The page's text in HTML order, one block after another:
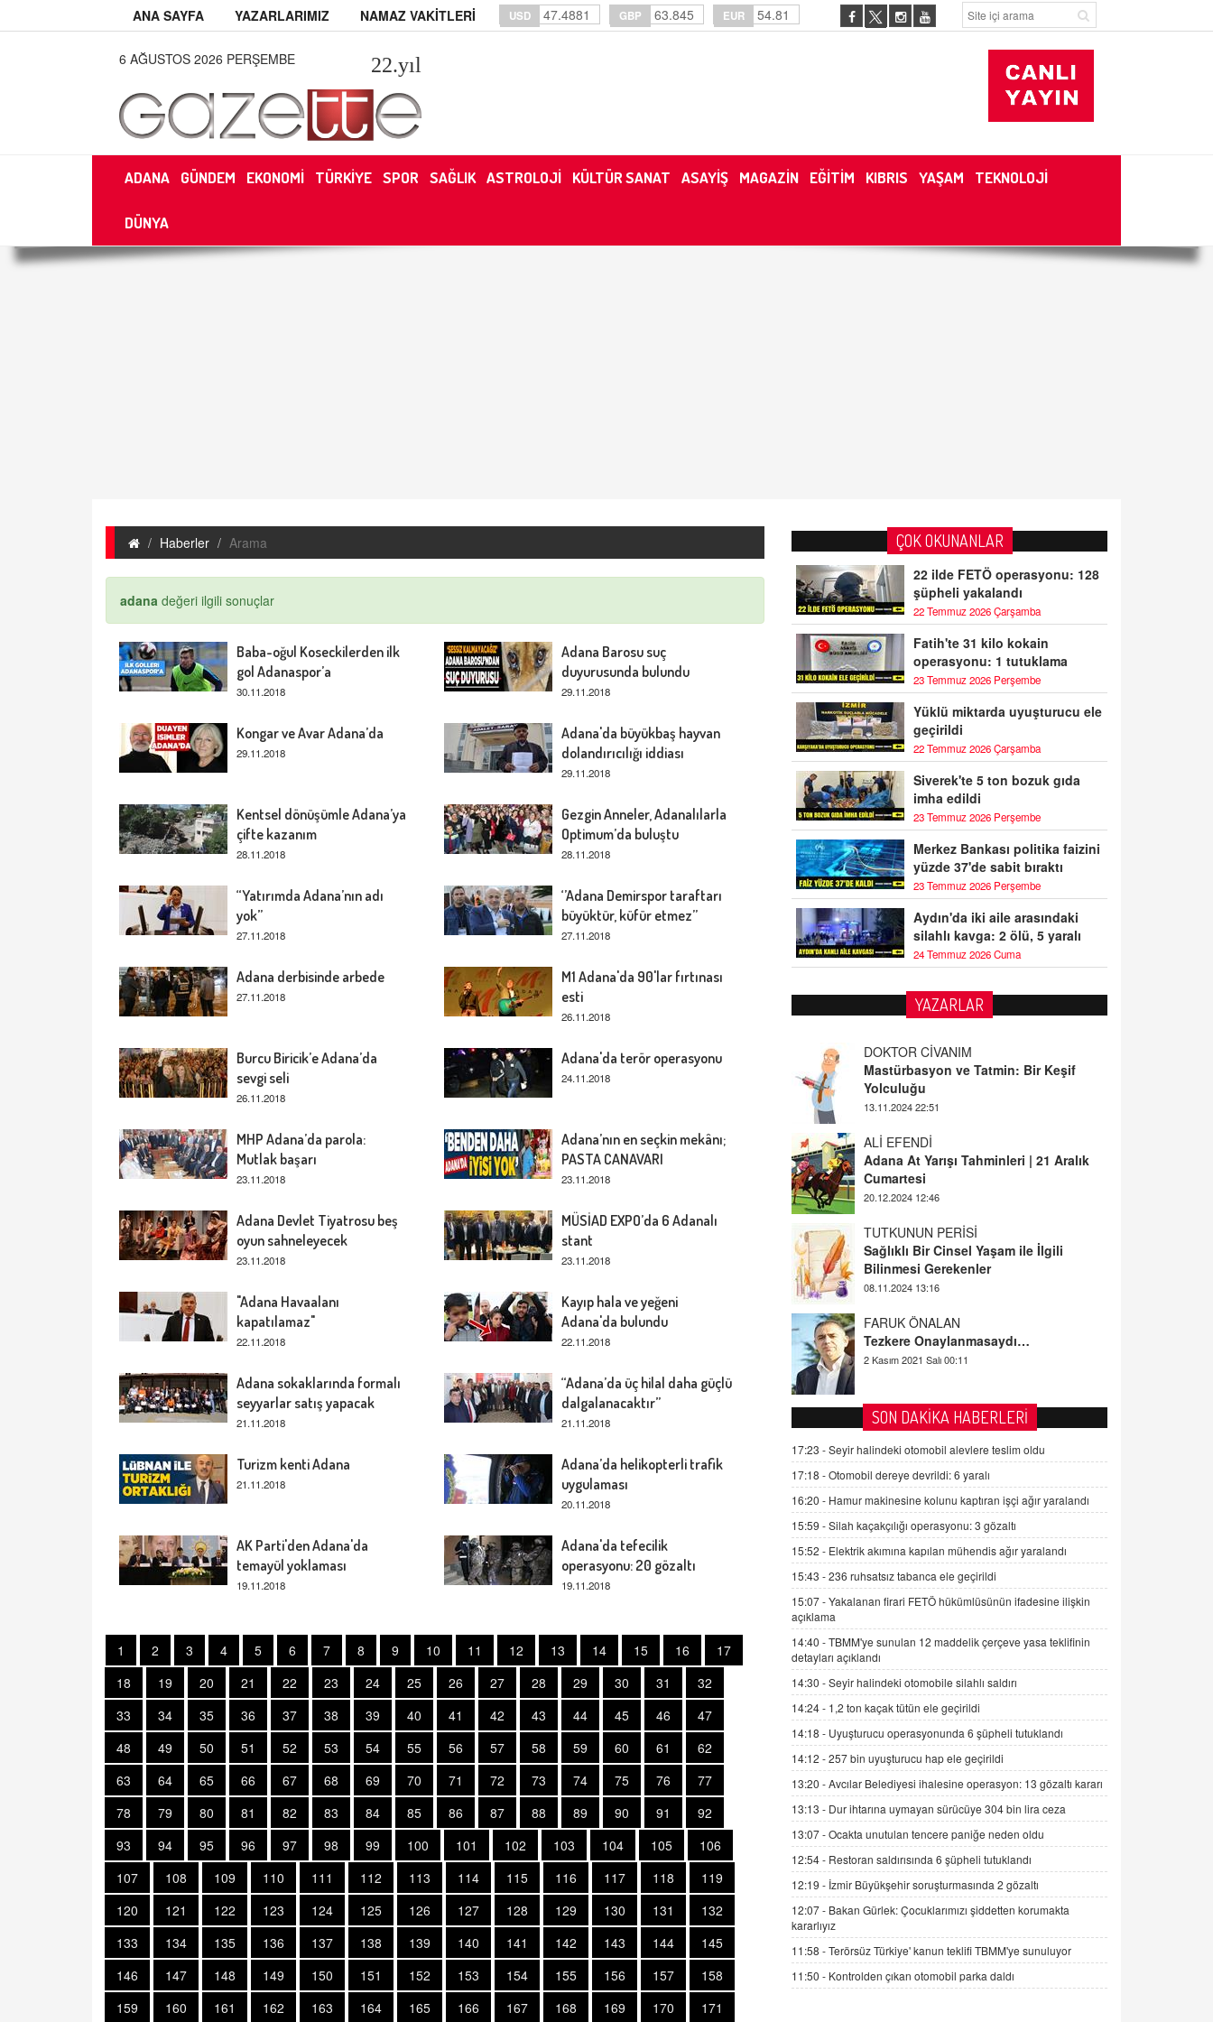
ANA SAYFA YAZARLARIMIZ NAMAZ VAKİTLERİ USD 47.4881 GBP 63.845 EUR 54.81
6 AĞUSTOS 2026 PERŞEMBE 22.yıl
ADANA GÜNDEM EKONOMİ TÜRKİYE SPOR SAĞLIK ASTROLOJİ KÜLTÜR SANAT ASAYİŞ MAGAZİN EĞİTİM KIBRIS YAŞAM TEKNOLOJİ
DÜNYA
Haberler Arama
adana değeri ilgili sonuçlar
Baba-oğul Koseckilerden ilk
gol Adanaspor’a
30.11.2018
Adana Barosu suç
duyurusunda bulundu
29.11.2018
Kongar ve Avar Adana’da
29.11.2018
Adana'da büyükbaş hayvan
dolandırıcılığı iddiası
29.11.2018
Kentsel dönüşümle Adana’ya
çifte kazanım
28.11.2018
Gezgin Anneler, Adanalılarla
Optimum’da buluştu
28.11.2018
“Yatırımda Adana’nın adı
yok”
27.11.2018
‘’Adana Demirspor taraftarı
büyüktür, küfür etmez’’
27.11.2018
Adana derbisinde arbede
27.11.2018
M1 Adana'da 90'lar fırtınası
esti
26.11.2018
Burcu Biricik’e Adana’da
sevgi seli
26.11.2018
Adana'da terör operasyonu
24.11.2018
MHP Adana’da parola:
Mutlak başarı
23.11.2018
Adana’nın en seçkin mekânı;
PASTA CANAVARI
23.11.2018
Adana Devlet Tiyatrosu beş
oyun sahneleyecek
23.11.2018
MÜSİAD EXPO’da 6 Adanalı
stant
23.11.2018
"Adana Havaalanı
kapatılamaz"
22.11.2018
Kayıp hala ve yeğeni
Adana'da bulundu
22.11.2018
Adana sokaklarında formalı
seyyarlar satış yapacak
21.11.2018
“Adana’da üç hilal daha güçlü
dalgalanacaktır”
21.11.2018
Turizm kenti Adana
21.11.2018
Adana’da helikopterli trafik
uygulaması
20.11.2018
AK Parti'den Adana'da
temayül yoklaması
19.11.2018
Adana'da tefecilik
operasyonu: 20 gözaltı
19.11.2018
1 2 3 4 5 6 7 8 9 10 11 12 13 14 15 16
17
18
19 20 21 22 23 24 25 26 27 28 29 30 31
32
33
34 35 36 37 38 39 40 41 42 43 44 45 46
47
48
49 50 51 52 53 54 55 56 57 58 59 60 61
62
63
64 65 66 67 68 69 70 71 72 73 74 75 76
77
78
79 80 81 82 83 84 85 86 87 88 89 90 91
92
93
94 95 96 97 98 99 100 101 102 103 104 105
106
107
108 109 110 111 112 113 114 115 116 117 118
119
120
121 122 123 124 125 126 127 128 129 130 131
132
133
134 135 136 137 138 139 140 141 142 143 144
145
146
147 148 149 150 151 152 153 154 155 156 157
158
159
160 161 162 163 164 165 166 167 168 169 170
171
ÇOK OKUNANLAR
22 ilde FETÖ operasyonu: 128
şüpheli yakalandı
22 Temmuz 2026 Çarşamba
Fatih'te 31 kilo kokain
operasyonu: 1 tutuklama
23 Temmuz 2026 Perşembe
Yüklü miktarda uyuşturucu ele
geçirildi
22 Temmuz 2026 Çarşamba
Siverek'te 5 ton bozuk gıda
imha edildi
23 Temmuz 2026 Perşembe
Merkez Bankası politika faizini
yüzde 37'de sabit bıraktı
23 Temmuz 2026 Perşembe
Aydın'da iki aile arasındaki
silahlı kavga: 2 ölü, 5 yaralı
24 Temmuz 2026 Cuma
YAZARLAR
DOKTOR CİVANIM
Mastürbasyon ve Tatmin: Bir Keşif
Yolculuğu
13.11.2024 22:51
ALİ EFENDİ
Adana At Yarışı Tahminleri | 21 Aralık
Cumartesi
20.12.2024 12:46
TUTKUNUN PERİSİ
Sağlıklı Bir Cinsel Yaşam ile İlgili
Bilinmesi Gerekenler
08.11.2024 13:16
FARUK ÖNALAN
Tezkere Onaylanmasaydı…
2 Kasım 2021 Salı 00:11
AV. DOĞAN CAN DOĞAN
Kişisel verilerin korunması ve dijital
hukukun gelişimi
SEHER EREK
Kış Ayları Geldi, Hangi Önlemler
Alınmalı?
9.12.2025 10:11
İNCİ GÜL AKÖL
Trump Keşke Adana'yı da Ziyaret Etse...
06.07.2026 13:00
ADEM AKÖL
Esed Destekçilerinin Yüzüne Vurulan
Şamar: Sednaya
11.12.2024 12:30
DR. EKREM ASLAN
Gerçek Ne, Algı Ne? "Beraber
Yürüyoruz" Cümlesinin Peşinden
19.07.2025 12:45
GÖNÜL MENEKŞE
Şifacının Yolu
04.11.2025 12:56
AV. RÜMEYSA ÖZKALE
Kira Uyuşmazlıklarında Dava Açmadan
Önce Arabulucuya Başvuru Şartı
SON DAKİKA HABERLERİ
17:23 -Seyir halindeki otomobil alevlere teslim oldu
17:18 -Otomobil dereye devrildi: 6 yaralı
16:20 - Hamur makinesine kolunu kaptıran işçi ağır yaralandı
15:59 -Silah kaçakçılığı operasyonu: 3 gözaltı
15:52 - Elektrik akımına kapılan mühendis ağır yaralandı
15:43 -236 ruhsatsız tabanca ele geçirildi
15:07 -Yakalanan firari FETÖ hükümlüsünün ifadesine ilişkin
açıklama
14:40 -TBMM'ye sunulan 12 maddelik çerçeve yasa teklifinin
detayları açıklandı
14:30 -Seyir halindeki otomobile silahlı saldırı
14:24 - 1,2 ton kaçak tütün ele geçirildi
14:18 - Uyuşturucu operasyonunda 6 şüpheli tutuklandı
14:12 -257 bin uyuşturucu hap ele geçirildi
13:20 -Avcılar Belediyesi ihalesine operasyon: 13 gözaltı kararı
13:13 - Dur ihtarına uymayan sürücüye 304 bin lira ceza
13:07 -Ocakta unutulan tencere paniğe neden oldu
12:54 - Restoran saldırısında 6 şüpheli tutuklandı
12:19 - İzmir Büyükşehir soruşturmasında 2 gözaltı
12:07 - Bakan Gürlek: Çocuklarımızı şiddetten korumakta
kararlıyız
11:58 -Terörsüz Türkiye' kanun teklifi TBMM'ye sunuluyor
11:50 - Kontrolden çıkan otomobil parka daldı